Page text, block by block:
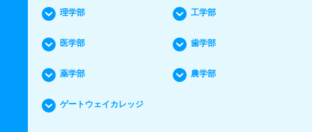
理学部 工学部
医学部 歯学部
薬学部 農学部
ゲートウェイカレッジ